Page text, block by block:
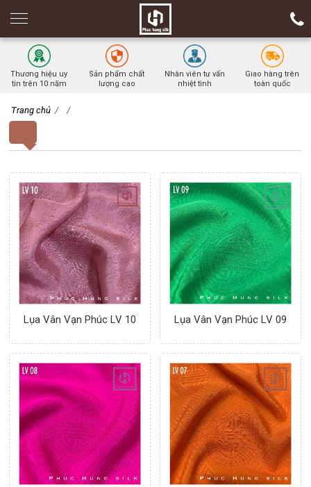
Thương hiệu uy
tín trên 10 năm
Sản phẩm chất
lượng cao
Nhân viên tư vấn
nhiệt tình
Giao hàng trên
toàn quốc
Trang chủ / /
Lụa Vân Vạn Phúc LV 10 Lụa Vân Vạn Phúc LV 09